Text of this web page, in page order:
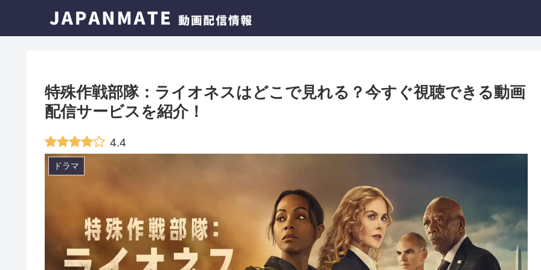
特殊作戦部隊：ライオネスはどこで見れる？今すぐ視聴できる動画
配信サービスを紹介！
4.4
ドラマ